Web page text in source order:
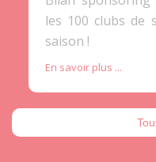
les 100 clubs de
saison !
En savoir plus ...